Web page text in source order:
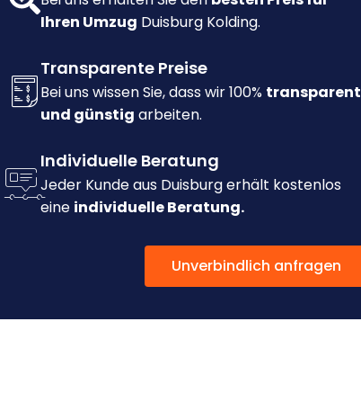
Ihren Umzug Duisburg Kolding.
Transparente Preise
Bei uns wissen Sie, dass wir 100% transparent
und günstig arbeiten.
Individuelle Beratung
Jeder Kunde aus Duisburg erhält kostenlos
eine individuelle Beratung.
Unverbindlich anfragen